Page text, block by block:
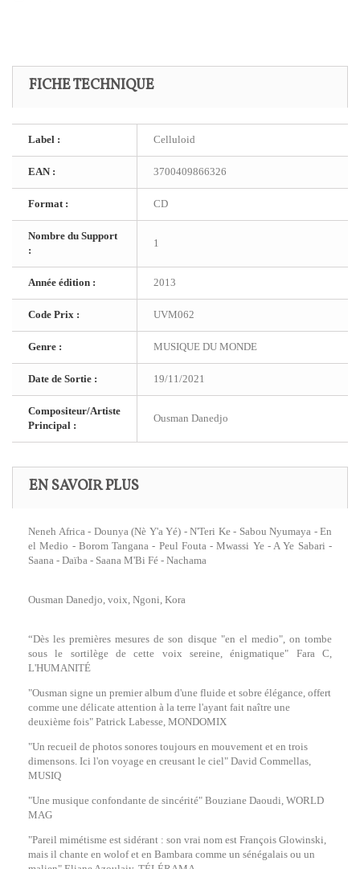
FICHE TECHNIQUE
Label : Celluloid
EAN : 3700409866326
Format : CD
Nombre du Support
:
1
Année édition : 2013
Code Prix : UVM062
Genre : MUSIQUE DU MONDE
Date de Sortie : 19/11/2021
Compositeur/Artiste
Principal :
Ousman Danedjo
EN SAVOIR PLUS
Neneh Africa - Dounya (Nè Y'a Yé) - N'Teri Ke - Sabou Nyumaya - En
el Medio - Borom Tangana - Peul Fouta - Mwassi Ye - A Ye Sabari -
Saana - Daïba - Saana M'Bi Fé - Nachama
Ousman Danedjo, voix, Ngoni, Kora
“Dès les premières mesures de son disque "en el medio", on tombe
sous le sortilège de cette voix sereine, énigmatique" Fara C,
L'HUMANITÉ
"Ousman signe un premier album d'une fluide et sobre élégance, offert
comme une délicate attention à la terre l'ayant fait naître une
deuxième fois" Patrick Labesse, MONDOMIX
"Un recueil de photos sonores toujours en mouvement et en trois
dimensons. Ici l'on voyage en creusant le ciel" David Commellas,
MUSIQ
"Une musique confondante de sincérité" Bouziane Daoudi, WORLD
MAG
"Pareil mimétisme est sidérant : son vrai nom est François Glowinski,
mais il chante en wolof et en Bambara comme un sénégalais ou un